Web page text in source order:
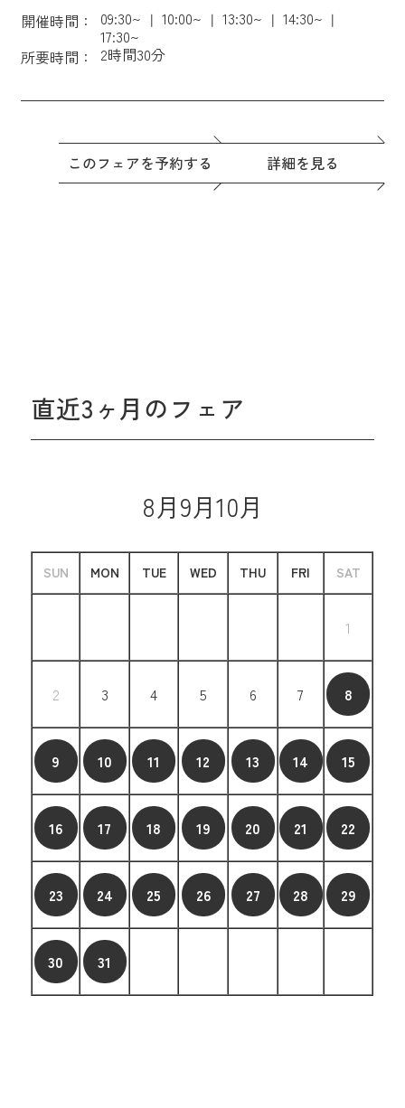
開催時間： 09:30~ 10:00~ 13:30~
14:30~
17:30~
所要時間：
2時間30分
このフェアを予約する 詳細を見る
直近3ヶ月のフェア
8月9月10月
SUN MON TUE WED THU FRI SAT
1
2 3 4 5 6 7 8
9 10 11 12 13 14 15
16 17 18 19 20 21 22
23 24 25 26 27 28 29
30 31